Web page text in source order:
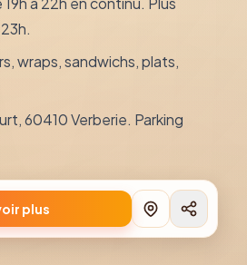
wraps, sandwichs, plats,
60410 Verberie. Parking
plus